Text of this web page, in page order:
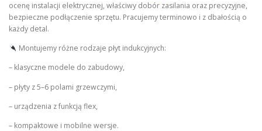
ocenę instalacji elektrycznej, właściwy dobór zasilania oraz precyzyjne,
bezpieczne podłączenie sprzętu. Pracujemy terminowo i z dbałością o
każdy detal.
Montujemy różne rodzaje płyt indukcyjnych:
– klasyczne modele do zabudowy,
– płyty z 5–6 polami grzewczymi,
– urządzenia z funkcją flex,
– kompaktowe i mobilne wersje.